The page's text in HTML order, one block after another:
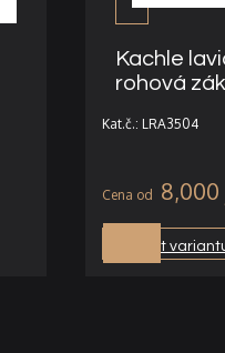
Kachle
rohová
Kat.č.: LRA3504
8,000
Vybrat